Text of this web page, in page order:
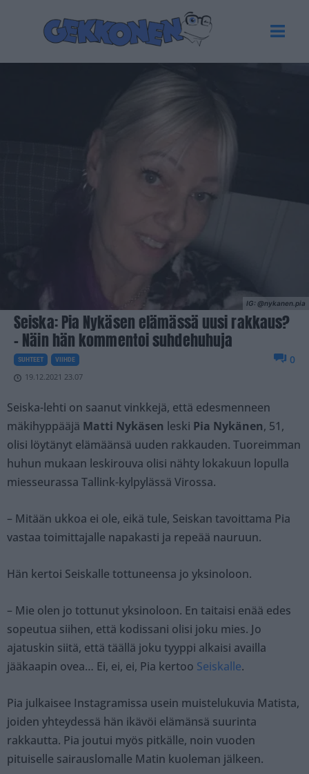
IG: @nykanen.pia
Seiska: Pia Nykäsen elämässä uusi rakkaus?
– Näin hän kommentoi suhdehuhuja
SUHTEET VIIHDE
19.12.2021 23.07
0
Seiska-lehti on saanut vinkkejä, että edesmenneen
mäkihyppääjä Matti Nykäsen leski Pia Nykänen, 51,
olisi löytänyt elämäänsä uuden rakkauden. Tuoreimman
huhun mukaan leskirouva olisi nähty lokakuun lopulla
miesseurassa Tallink-kylpylässä Virossa.
– Mitään ukkoa ei ole, eikä tule, Seiskan tavoittama Pia
vastaa toimittajalle napakasti ja repeää nauruun.
Hän kertoi Seiskalle tottuneensa jo yksinoloon.
– Mie olen jo tottunut yksinoloon. En taitaisi enää edes
sopeutua siihen, että kodissani olisi joku mies. Jo
ajatuskin siitä, että täällä joku tyyppi alkaisi availla
jääkaapin ovea… Ei, ei, ei, Pia kertoo Seiskalle.
Pia julkaisee Instagramissa usein muistelukuvia Matista,
joiden yhteydessä hän ikävöi elämänsä suurinta
rakkautta. Pia joutui myös pitkälle, noin vuoden
pituiselle sairauslomalle Matin kuoleman jälkeen.